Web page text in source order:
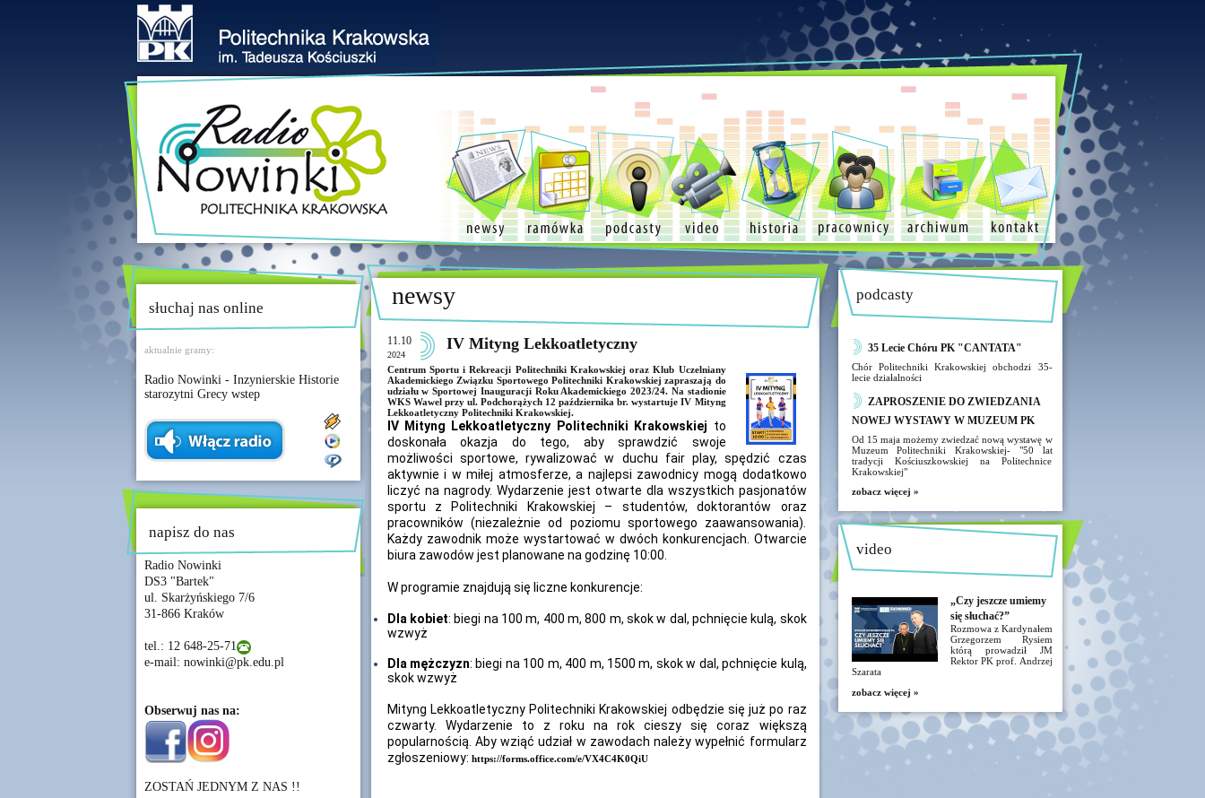
słuchaj nas online
aktualnie gramy:
Radio Nowinki - Inzynierskie Historie
starozytni Grecy wstep
napisz do nas
Radio Nowinki
DS3 "Bartek"
ul. Skarżyńskiego 7/6
31-866 Kraków
tel.: 12 648-25-71
e-mail: nowinki@pk.edu.pl
Obserwuj nas na:
ZOSTAŃ JEDNYM Z NAS !!
newsy
11.10
2024
IV Mityng Lekkoatletyczny
Centrum Sportu i Rekreacji Politechniki Krakowskiej oraz Klub Uczelniany
Akademickiego Związku Sportowego Politechniki Krakowskiej zapraszają do
udziału w Sportowej Inauguracji Roku Akademickiego 2023/24. Na stadionie
WKS Wawel przy ul. Podchorążych 12 października br. wystartuje IV Mityng
Lekkoatletyczny Politechniki Krakowskiej.
IV Mityng Lekkoatletyczny Politechniki Krakowskiej to
doskonała okazja do tego, aby sprawdzić swoje
możliwości sportowe, rywalizować w duchu fair play, spędzić czas
aktywnie i w miłej atmosferze, a najlepsi zawodnicy mogą dodatkowo
liczyć na nagrody. Wydarzenie jest otwarte dla wszystkich pasjonatów
sportu z Politechniki Krakowskiej – studentów, doktorantów oraz
pracowników (niezależnie od poziomu sportowego zaawansowania).
Każdy zawodnik może wystartować w dwóch konkurencjach. Otwarcie
biura zawodów jest planowane na godzinę 10:00.
W programie znajdują się liczne konkurencje:
Dla kobiet: biegi na 100 m, 400 m, 800 m, skok w dal, pchnięcie kulą, skok
wzwyż
Dla mężczyzn: biegi na 100 m, 400 m, 1500 m, skok w dal, pchnięcie kulą,
skok wzwyż
Mityng Lekkoatletyczny Politechniki Krakowskiej odbędzie się już po raz
czwarty. Wydarzenie to z roku na rok cieszy się coraz większą
popularnością. Aby wziąć udział w zawodach należy wypełnić formularz
zgłoszeniowy: https://forms.office.com/e/VX4C4K0QiU
podcasty
35 Lecie Chóru PK "CANTATA"
Chór Politechniki Krakowskiej obchodzi 35-
lecie działalności
ZAPROSZENIE DO ZWIEDZANIA
NOWEJ WYSTAWY W MUZEUM PK
Od 15 maja możemy zwiedzać nową wystawę w
Muzeum Politechniki Krakowskiej- "50 lat
tradycji Kościuszkowskiej na Politechnice
Krakowskiej"
zobacz więcej »
video
„Czy jeszcze umiemy
się słuchać?”
Rozmowa z Kardynałem
Grzegorzem Rysiem
którą prowadził JM
Rektor PK prof. Andrzej
Szarata
zobacz więcej »